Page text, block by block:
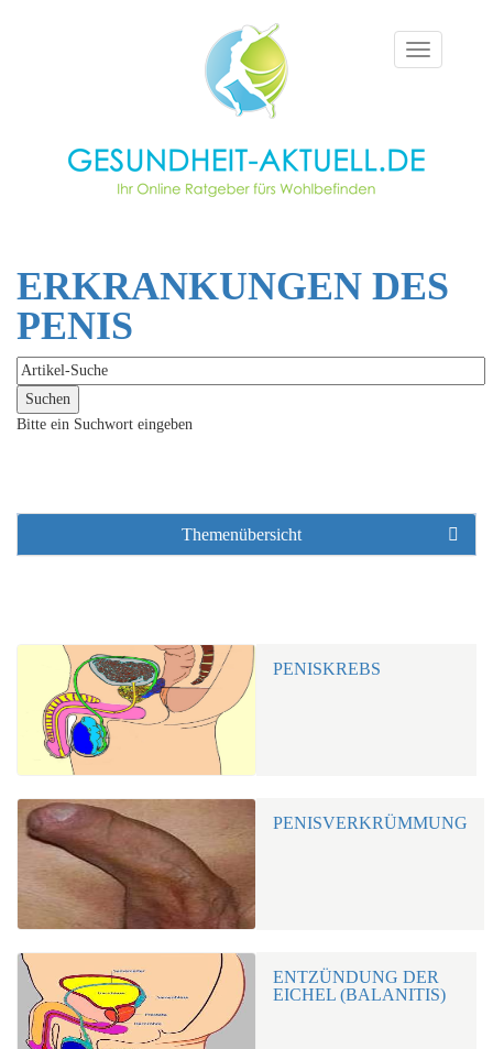
Toggle
navigation
ERKRANKUNGEN DES
PENIS
Bitte ein Suchwort eingeben
Themenübersicht
PENISKREBS
PENISVERKRÜMMUNG
ENTZÜNDUNG DER
EICHEL (BALANITIS)